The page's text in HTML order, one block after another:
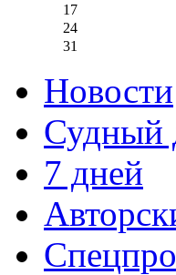
17
24
31
Новости
Судный
7 дней